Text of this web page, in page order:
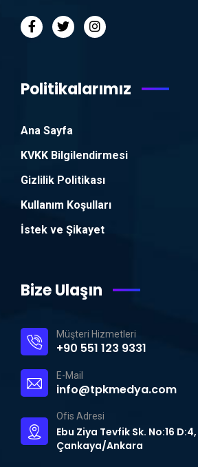
Politikalarımız
Ana Sayfa
KVKK Bilgilendirmesi
Gizlilik Politikası
Kullanım Koşulları
İstek ve Şikayet
Bize Ulaşın
Müşteri Hizmetleri
+90 551 123 9331
E-Mail
info@tpkmedya.com
Ofis Adresi
Ebu Ziya Tevfik Sk. No:16
Çankaya/Ankara